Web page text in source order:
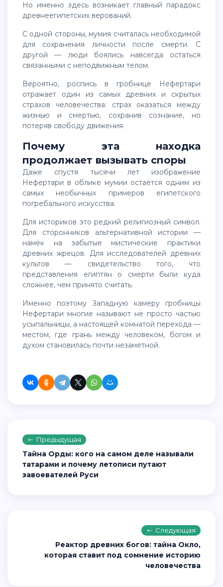
Но именно здесь возникает главный парадокс
древнеегипетских верований.
С одной стороны, мумия считалась необходимой
для сохранения личности после смерти. С
другой — люди боялись навсегда остаться
связанными с неподвижным телом.
Вероятно, роспись в гробнице Нефертари
отражает один из самых древних и скрытых
страхов человечества: страх оказаться между
жизнью и смертью, сохранив сознание, но
потеряв свободу движения.
Почему эта находка
продолжает вызывать споры
Даже спустя тысячи лет изображение
Нефертари в облике мумии остаётся одним из
самых необычных примеров египетского
погребального искусства.
Для историков это редкий религиозный символ.
Для сторонников альтернативной истории —
намёк на забытые мистические практики
древних жрецов. Для исследователей древних
культов — свидетельство того, что
представления египтян о смерти были куда
сложнее, чем принято считать.
Именно поэтому Западную камеру гробницы
Нефертари многие называют не просто частью
усыпальницы, а настоящей комнатой перехода —
местом, где грань между человеком, богом и
духом становилась почти незаметной.
Предыдущая
Тайна Орды: кого на самом деле называли
татарами и почему летописи путают
завоевателей Руси
Следующая
Реактор древних богов: тайна Окло,
которая ставит под сомнение историю
человечества